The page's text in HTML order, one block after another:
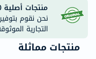
منتجات أصلية 100٪
نحن نقوم
التجارية
منتجات مماثلة